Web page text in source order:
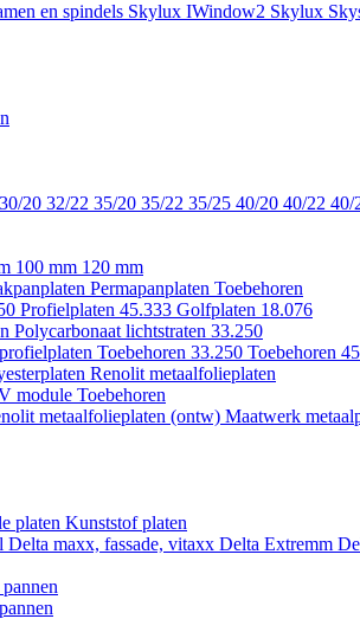
en spindels Skylux IWindow2 Skylux
30/20 32/22 35/20 35/22 35/25 40/20 40/22 40/
100 mm 120 mm
Permapanplaten Toebehoren
Profielplaten 45.333 Golfplaten 18.076
Polycarbonaat lichtstraten 33.250
Toebehoren 33.250 Toebehoren
Renolit metaalfolieplaten
module Toebehoren
metaalfolieplaten (ontw) Maatwerk
platen Kunststof platen
Delta maxx, fassade, vitaxx Delta Extremm